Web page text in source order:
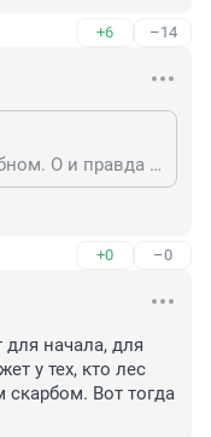
+6 –14
Страшная сила! Особенно с бубном. О и правда может всех одолеть. Только не смог справится со своим странным желанием - пошаманить на мавзолее с Лениным. Теперь они к кочегаром будут в соседних палатах, на одном этаже с Наполеоном.
+0 –0
для начала, для
у тех, кто лес
Вот тогда